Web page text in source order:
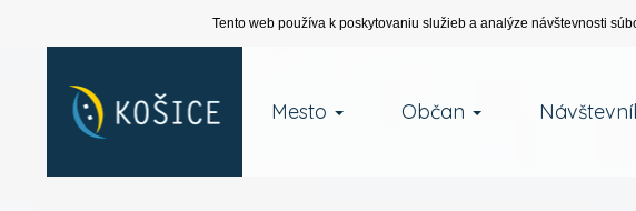
Tento web používa k poskytovaniu služieb a analýze návštevnosti
Mesto Občan